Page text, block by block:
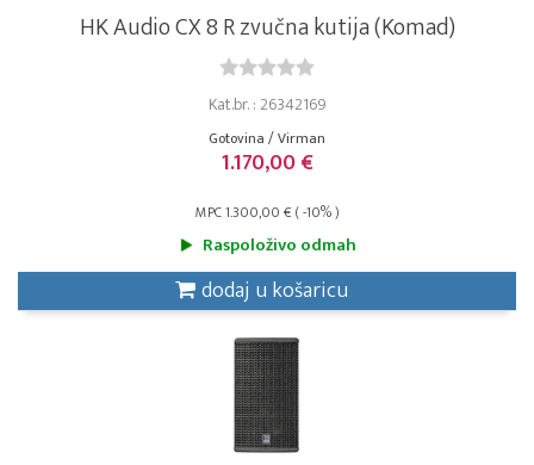
HK Audio CX 8 R zvučna kutija (Komad)
Kat.br. : 26342169
Gotovina / Virman
1.170,00 €
MPC 1.300,00 € ( -10% )
Raspoloživo odmah
dodaj u košaricu